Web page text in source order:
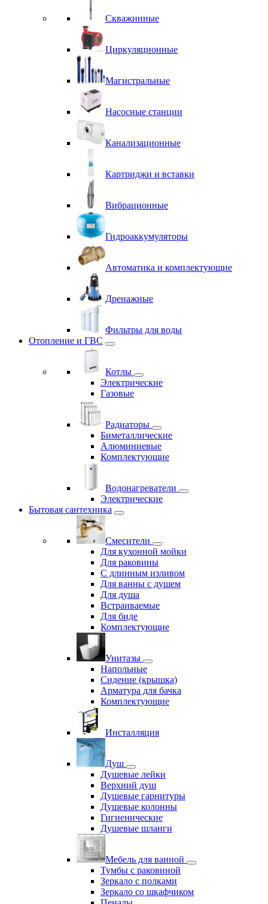
Скважинные
Циркуляционные
Магистральные
Насосные станции
Канализационные
Картриджи и вставки
Вибрационные
Гидроаккумуляторы
Автоматика и комплектующие
Дренажные
Фильтры для воды
Отопление и ГВС
Котлы
Электрические
Газовые
Радиаторы
Биметаллические
Алюминиевые
Комплектующие
Водонагреватели
Электрические
Бытовая сантехника
Смесители
Для кухонной мойки
Для раковины
С длинным изливом
Для ванны с душем
Для душа
Встраиваемые
Для биде
Комплектующие
Унитазы
Напольные
Сидение (крышка)
Арматура для бачка
Комплектующие
Инсталляция
Душ
Душевые лейки
Верхний душ
Душевые гарнитуры
Душевые колонны
Гигиенические
Душевые шланги
Мебель для ванной
Тумбы с раковиной
Зеркало с полками
Зеркало со шкафчиком